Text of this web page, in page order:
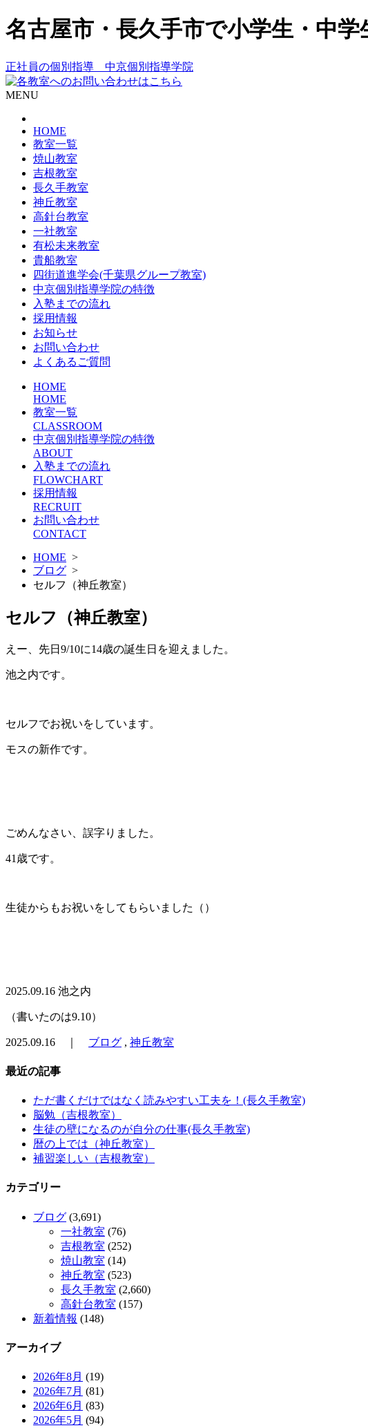
名古屋市・長久手市で小学生・中学
正社員の個別指導 中京個別指導学院
MENU
HOME
教室一覧
焼山教室
吉根教室
長久手教室
神丘教室
高針台教室
一社教室
有松未来教室
貴船教室
四街道進学会(千葉県グループ教室)
中京個別指導学院の特徴
入塾までの流れ
採用情報
お知らせ
お問い合わせ
よくあるご質問
HOME
HOME
教室一覧
CLASSROOM
中京個別指導学院の特徴
ABOUT
入塾までの流れ
FLOWCHART
採用情報
RECRUIT
お問い合わせ
CONTACT
HOME >
ブログ >
セルフ（神丘教室）
セルフ（神丘教室）
えー、先日9/10に14歳の誕生日を迎えました。
池之内です。
セルフでお祝いをしています。
モスの新作です。
ごめんなさい、誤字りました。
41歳です。
生徒からもお祝いをしてもらいました（）
2025.09.16 池之内
（書いたのは9.10）
2025.09.16 ｜ ブログ , 神丘教室
最近の記事
ただ書くだけではなく読みやすい工夫を！(長久手教室)
脳勉（吉根教室）
生徒の壁になるのが自分の仕事(長久手教室)
暦の上では（神丘教室）
補習楽しい（吉根教室）
カテゴリー
ブログ (3,691)
一社教室 (76)
吉根教室 (252)
焼山教室 (14)
神丘教室 (523)
長久手教室 (2,660)
高針台教室 (157)
新着情報 (148)
アーカイブ
2026年8月 (19)
2026年7月 (81)
2026年6月 (83)
2026年5月 (94)